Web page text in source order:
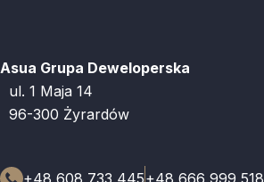
Asua Grupa Deweloperska
ul. 1 Maja 14
96-300 Żyrardów
+48 608 733 445+48 666 999 518